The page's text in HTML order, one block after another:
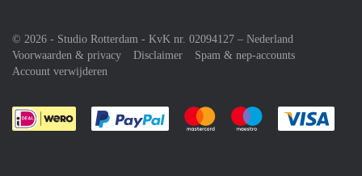
© 2026 - Studio Rotterdam - KvK nr. 02094127 – Nederland
Voorwaarden & privacy
Disclaimer
Spam & nep-accounts
Account verwijderen
Je rekent gemakkelijk af met Paypal
Je rekent gemakkelijk af met
Je rekent